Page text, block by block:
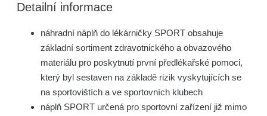
Detailní informace
náhradní náplň do lékárničky SPORT obsahuje
základní sortiment zdravotnického a obvazového
materiálu pro poskytnutí první předlékařské pomoci,
který byl sestaven na základě rizik vyskytujících se
na sportovištích a ve sportovních klubech
náplň SPORT určená pro sportovní zařízení již mimo